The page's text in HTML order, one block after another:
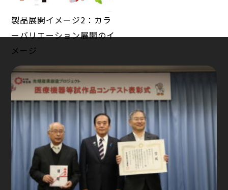
製品展開イメージ2：カラ
ーバリエーション展開のイ
メージ